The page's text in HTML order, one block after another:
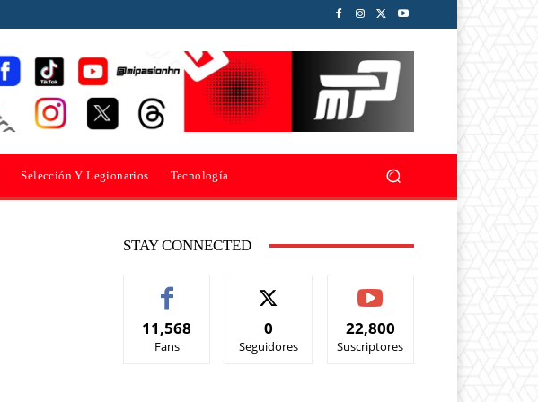
Selección Y Legionarios Tecnología
STAY CONNECTED
11,568
Fans
0
Seguidores
22,800
Suscriptores